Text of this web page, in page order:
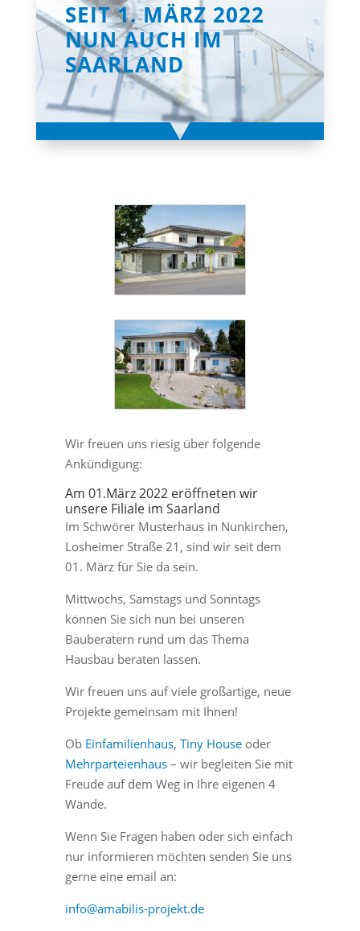
SEIT 1. MÄRZ 2022
NUN AUCH IM
SAARLAND
Wir freuen uns riesig über folgende
Ankündigung:
Am 01.März 2022 eröffneten wir
unsere Filiale im Saarland
Im Schwörer Musterhaus in Nunkirchen,
Losheimer Straße 21, sind wir seit dem
01. März für Sie da sein.
Mittwochs, Samstags und Sonntags
können Sie sich nun bei unseren
Bauberatern rund um das Thema
Hausbau beraten lassen.
Wir freuen uns auf viele großartige, neue
Projekte gemeinsam mit Ihnen!
Ob Einfamilienhaus, Tiny Houseoder
Mehrparteienhaus– wir begleiten Sie mit
Freude auf dem Weg in Ihre eigenen 4
Wände.
Wenn Sie Fragen haben oder sich einfach
nur informieren möchten senden Sie uns
gerne eine email an:
info@amabilis-projekt.de